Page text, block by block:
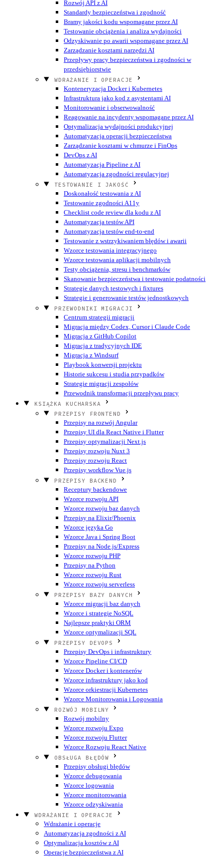
Rozwój API z AI
Standardy bezpieczeństwa i zgodność
Bramy jakości kodu wspomagane przez AI
Testowanie obciążenia i analiza wydajności
Odzyskiwanie po awarii wspomagane przez AI
Zarządzanie kosztami narzędzi AI
Przepływy pracy bezpieczeństwa i zgodności w
przedsiębiorstwie
WDRAŻANIE I OPERACJE
Konteneryzacja Docker i Kubernetes
Infrastruktura jako kod z asystentami AI
Monitorowanie i obserwowalność
Reagowanie na incydenty wspomagane przez AI
Optymalizacja wydajności produkcyjnej
Automatyzacja operacji bezpieczeństwa
Zarządzanie kosztami w chmurze i FinOps
DevOps z AI
Automatyzacja Pipeline z AI
Automatyzacja zgodności regulacyjnej
TESTOWANIE I JAKOŚĆ
Doskonałość testowania z AI
Testowanie zgodności A11y
Checklist code review dla kodu z AI
Automatyzacja testów API
Automatyzacja testów end-to-end
Testowanie z wstrzykiwaniem błędów i awarii
Wzorce testowania integracyjnego
Wzorce testowania aplikacji mobilnych
Testy obciążenia, stresu i benchmarków
Skanowanie bezpieczeństwa i testowanie podatności
Strategie danych testowych i fixtures
Strategie i generowanie testów jednostkowych
PRZEWODNIKI MIGRACJI
Centrum strategii migracji
Migracja między Codex, Cursor i Claude Code
Migracja z GitHub Copilot
Migracja z tradycyjnych IDE
Migracja z Windsurf
Playbook konwersji projektu
Historie sukcesu i studia przypadków
Strategie migracji zespołów
Przewodnik transformacji przepływu pracy
KSIĄŻKA KUCHARSKA
PRZEPISY FRONTEND
Przepisy na rozwój Angular
Przepisy UI dla React Native i Flutter
Przepisy optymalizacji Next.js
Przepisy rozwoju Nuxt 3
Przepisy rozwoju React
Przepisy workflow Vue.js
PRZEPISY BACKEND
Receptury backendowe
Wzorce rozwoju API
Wzorce rozwoju baz danych
Przepisy na Elixir/Phoenix
Wzorce języka Go
Wzorce Java i Spring Boot
Przepisy na Node.js/Express
Wzorce rozwoju PHP
Przepisy na Python
Wzorce rozwoju Rust
Wzorce rozwoju serverless
PRZEPISY BAZY DANYCH
Wzorce migracji baz danych
Wzorce i strategie NoSQL
Najlepsze praktyki ORM
Wzorce optymalizacji SQL
PRZEPISY DEVOPS
Przepisy DevOps i infrastruktury
Wzorce Pipeline CI/CD
Wzorce Docker i kontenerów
Wzorce infrastruktury jako kod
Wzorce orkiestracji Kubernetes
Wzorce Monitorowania i Logowania
ROZWÓJ MOBILNY
Rozwój mobilny
Wzorce rozwoju Expo
Wzorce rozwoju Flutter
Wzorce Rozwoju React Native
OBSŁUGA BŁĘDÓW
Przepisy obsługi błędów
Wzorce debugowania
Wzorce logowania
Wzorce monitorowania
Wzorce odzyskiwania
WDRAŻANIE I OPERACJE
Wdrażanie i operacje
Automatyzacja zgodności z AI
Optymalizacja kosztów z AI
Operacje bezpieczeństwa z AI